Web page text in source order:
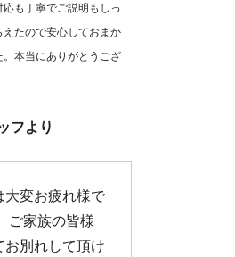
応も丁寧でご説明もしっ
えたので安心しておまか
。本当にありがとうござ
フより
大変お疲れ様で
ご家族の皆様
お別れして頂け